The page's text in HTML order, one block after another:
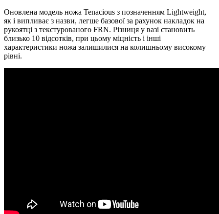
Оновлена модель ножа Tenacious з позначенням Lightweight,
як і випливає з назви, легше базової за рахунок накладок на
рукоятці з текстурованого FRN. Різниця у вазі становить
близько 10 відсотків, при цьому міцність і інші
характеристики ножа залишилися на колишньому високому
рівні.